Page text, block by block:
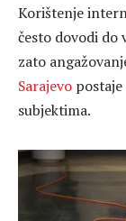
Korištenje
često dovodi do
zato
Sarajevo
subjektima.